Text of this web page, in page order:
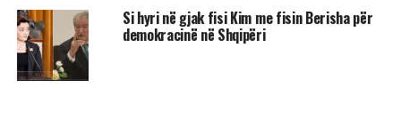
Si hyri në gjak fisi Kim me fisin Berisha për
demokracinë në Shqipëri